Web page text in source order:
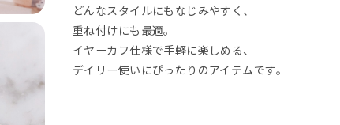
どんなスタイルにもなじみやすく、
重ね付けにも最適。
イヤーカフ仕様で手軽に楽しめる、
デイリー使いにぴったりのアイテムです。